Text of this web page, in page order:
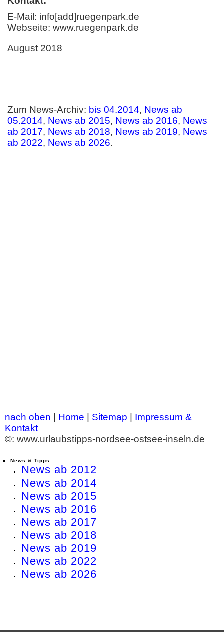
E-Mail: info[add]ruegenpark.de
Webseite: www.ruegenpark.de
August 2018
Zum News-Archiv: bis 04.2014, News ab
05.2014, News ab 2015, News ab 2016, News
ab 2017, News ab 2018, News ab 2019, News
ab 2022, News ab 2026.
nach oben Home Sitemap
Impressum &
Kontakt
©: www.urlaubstipps-nordsee-ostsee-inseln.de
News & Tipps
News ab 2012
News ab 2014
News ab 2015
News ab 2016
News ab 2017
News ab 2018
News ab 2019
News ab 2022
News ab 2026